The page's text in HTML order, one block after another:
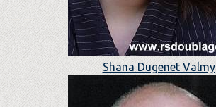
Shana Dugenet Valmy